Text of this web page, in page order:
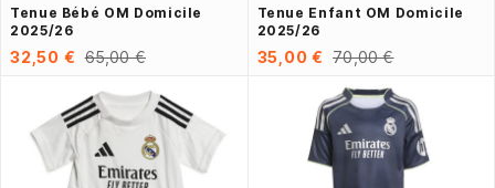
Tenue Bébé OM Domicile
2025/26
32,50 € 65,00 €
Tenue Enfant OM Domicile
2025/26
35,00 € 70,00 €